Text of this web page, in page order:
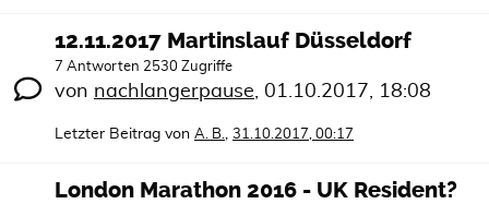
12.11.2017 Martinslauf Düsseldorf
7 Antworten 2530 Zugriffe
von nachlangerpause 01.10.2017, 18:08
Letzter Beitrag von A. B. 31.10.2017, 00:17
London Marathon 2016 - UK Resident?